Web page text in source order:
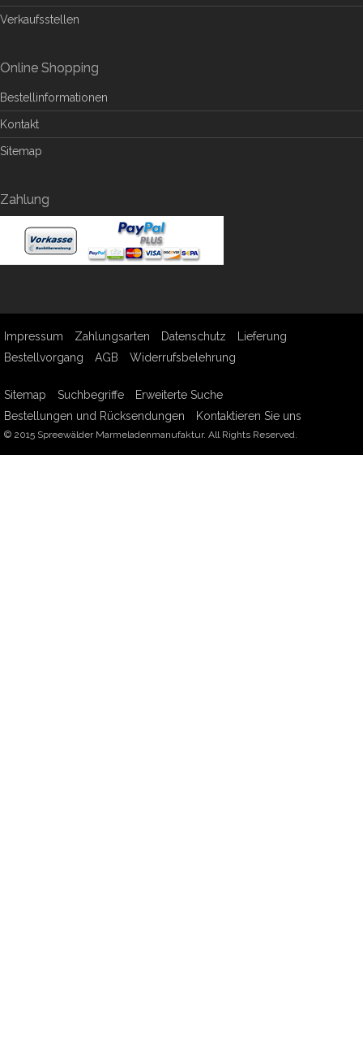
Verkaufsstellen
Online Shopping
Bestellinformationen
Kontakt
Sitemap
Zahlung
Impressum Zahlungsarten Datenschutz
Lieferung
Bestellvorgang
AGB Widerrufsbelehrung
Sitemap Suchbegriffe
Erweiterte Suche
Bestellungen und Rücksendungen
Kontaktieren Sie uns
© 2015 Spreewälder Marmeladenmanufaktur. All Rights Reserved.